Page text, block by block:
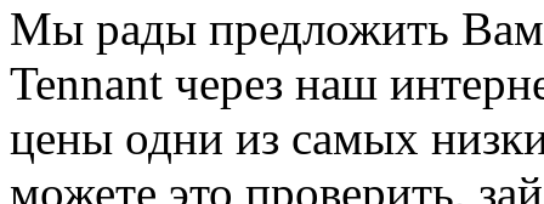
Мы рады предложить Вам
Tennant через наш
цены одни из самых
можете это проверить,